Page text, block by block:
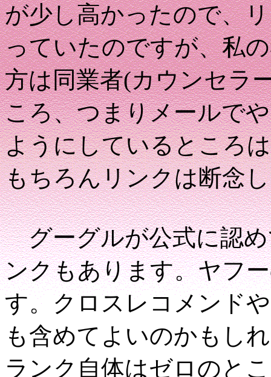
が少し高かったので、
っていたのですが、私
方は同業者(カウンセラ
ころ、つまりメールで
ようにしているところ
もちろんリンクは断念
グーグルが公式に認め
ンクもあります。ヤフ
す。クロスレコメンド
も含めてよいのかもし
ランク自体はゼロのと